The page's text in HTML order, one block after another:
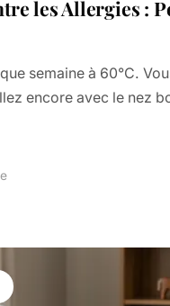
les Allergies :
semaine à 60°C.
encore avec le nez